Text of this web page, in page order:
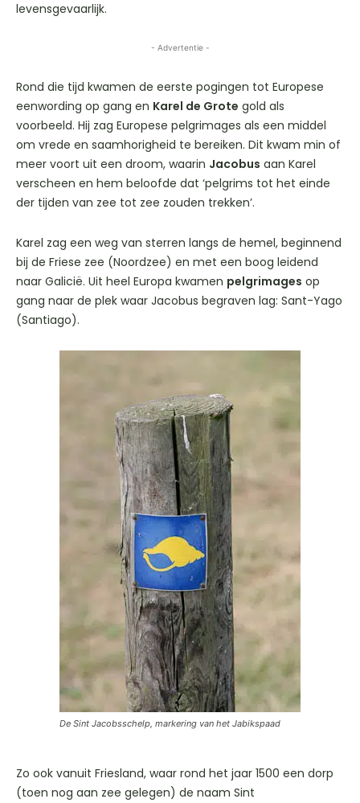
levensgevaarlijk.
- Advertentie -
Rond die tijd kwamen de eerste pogingen tot Europese
eenwording op gang en Karel de Grote gold als
voorbeeld. Hij zag Europese pelgrimages als een middel
om vrede en saamhorigheid te bereiken. Dit kwam min of
meer voort uit een droom, waarin Jacobus aan Karel
verscheen en hem beloofde dat ‘pelgrims tot het einde
der tijden van zee tot zee zouden trekken’.
Karel zag een weg van sterren langs de hemel, beginnend
bij de Friese zee (Noordzee) en met een boog leidend
naar Galicië. Uit heel Europa kwamen pelgrimages op
gang naar de plek waar Jacobus begraven lag: Sant-Yago
(Santiago).
De Sint Jacobsschelp, markering van het Jabikspaad
Zo ook vanuit Friesland, waar rond het jaar 1500 een dorp
(toen nog aan zee gelegen) de naam Sint